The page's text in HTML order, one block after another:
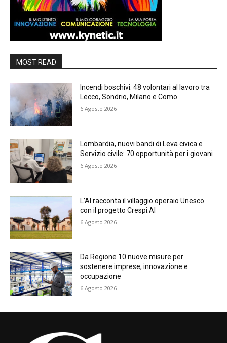
MOST READ
Incendi boschivi: 48 volontari al lavoro tra
Lecco, Sondrio, Milano e Como
6 Agosto 2026
Lombardia, nuovi bandi di Leva civica e
Servizio civile: 70 opportunità per i giovani
6 Agosto 2026
L’AI racconta il villaggio operaio Unesco
con il progetto Crespi.AI
6 Agosto 2026
Da Regione 10 nuove misure per
sostenere imprese, innovazione e
occupazione
6 Agosto 2026